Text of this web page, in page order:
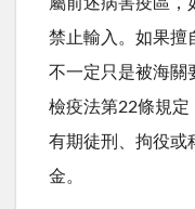
禁止輸入。如果擅
不一定只是被海關
檢疫法第22條規
有期徒刑、拘役或
金。